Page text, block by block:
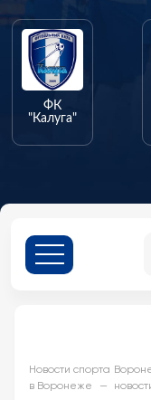
ФК
"Калуга"
Новости спорта
в Воронеже